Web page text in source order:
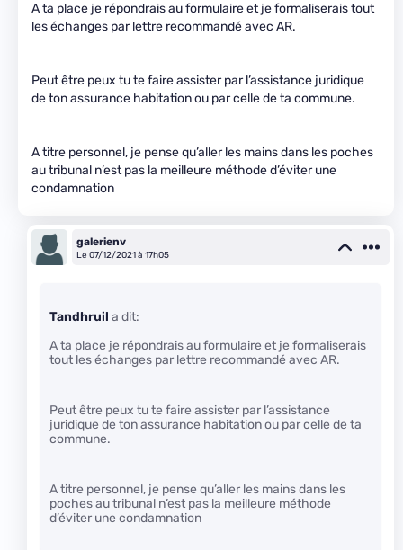
A ta place je répondrais au formulaire et je formaliserais tout
les échanges par lettre recommandé avec AR.
Peut être peux tu te faire assister par l’assistance juridique
de ton assurance habitation ou par celle de ta commune.
A titre personnel, je pense qu’aller les mains dans les poches
au tribunal n’est pas la meilleure méthode d’éviter une
condamnation
galerienv
Le 07/12/2021 à 17h05
Tandhruil a dit:
A ta place je répondrais au formulaire et je formaliserais
tout les échanges par lettre recommandé avec AR.
Peut être peux tu te faire assister par l’assistance
juridique de ton assurance habitation ou par celle de ta
commune.
A titre personnel, je pense qu’aller les mains dans les
poches au tribunal n’est pas la meilleure méthode
d’éviter une condamnation